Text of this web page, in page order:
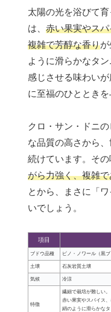
太陽の光を浴びて
は、 赤い果実やス
複雑で芳醇な香り
ように滑らかなタ
感じさせる味わい
に至福のひとときを
クロ・サン・ドニ
な品質の高さから
続けています。その
がら力強く、複雑
とから、まさに「
いでしょう。
項目
ブドウ品種 ピノ・ノワール（黒ブ
土壌 石灰岩質土壌
気候 冷涼
特徴
繊細で栽培が難しい。
赤い果実やスパイス
絹のように滑らかなタ